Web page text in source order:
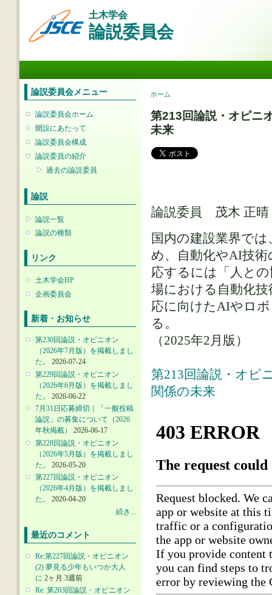
移
動
土木学会
論説委員会
論説委員会メニュー
論説委員会ホーム
開設にあたって
論説委員会構成
論説委員の紹介
過去の論説委員
論説
論説一覧
論説の種類
リンク
土木学会HP
企画委員会
新着・お知らせ
第230回論説・オピニオン
（2026年7月版）を掲載しまし
た。
2026-07-24
第229回論説・オピニオン
（2026年6月版）を掲載しまし
た。
2026-06-22
7月31日応募締切｜「一般投稿
論説」の募集について（2026
年秋掲載）
2026-06-17
第228回論説・オピニオン
（2026年5月版）を掲載しまし
た。
2026-05-20
第227回論説・オピニオン
（2026年4月版）を掲載しまし
た。
2026-04-20
続き...
最近のコメント
Re:第227回論説・オピニオン
(2) 夢見る少年もいつか大人
に 2ヶ月 3週前
Re: 第203回論説・オピニオン
現在地
ホーム
第213回論説・オピニ
未来
論説委員 茂木 正
国内の建設業界で
め、自動化やAI技
応するには「人と
場における自動化
応に向けたAIやロ
る。
（2025年2月版）
第213回論説・オピ
関係の未来